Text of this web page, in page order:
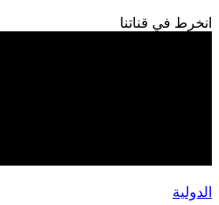
انخرط في قناتنا
الدولية